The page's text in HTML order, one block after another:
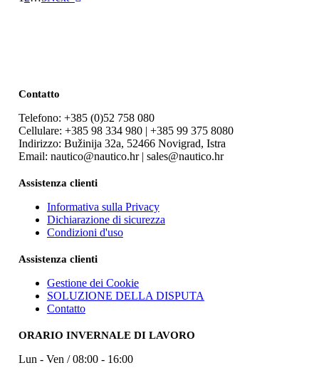
Contatto
Telefono: +385 (0)52 758 080
Cellulare: +385 98 334 980 | +385 99 375 8080
Indirizzo: Bužinija 32a, 52466 Novigrad, Istra
Email: nautico@nautico.hr | sales@nautico.hr
Assistenza clienti
Informativa sulla Privacy
Dichiarazione di sicurezza
Condizioni d'uso
Assistenza clienti
Gestione dei Cookie
SOLUZIONE DELLA DISPUTA
Contatto
ORARIO INVERNALE DI LAVORO
Lun - Ven / 08:00 - 16:00